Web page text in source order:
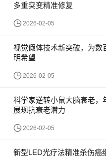
多重突变精准修复
2026-02-05
视觉假体技术新突破，为数
明希望
2026-02-05
科学家逆转小鼠大脑衰老，
展现抗衰老潜力
2026-02-05
新型LED光疗法精准杀伤癌